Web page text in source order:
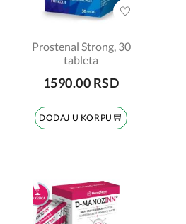
Prostenal Strong, 30
tableta
1590.00 RSD
DODAJ U KORPU